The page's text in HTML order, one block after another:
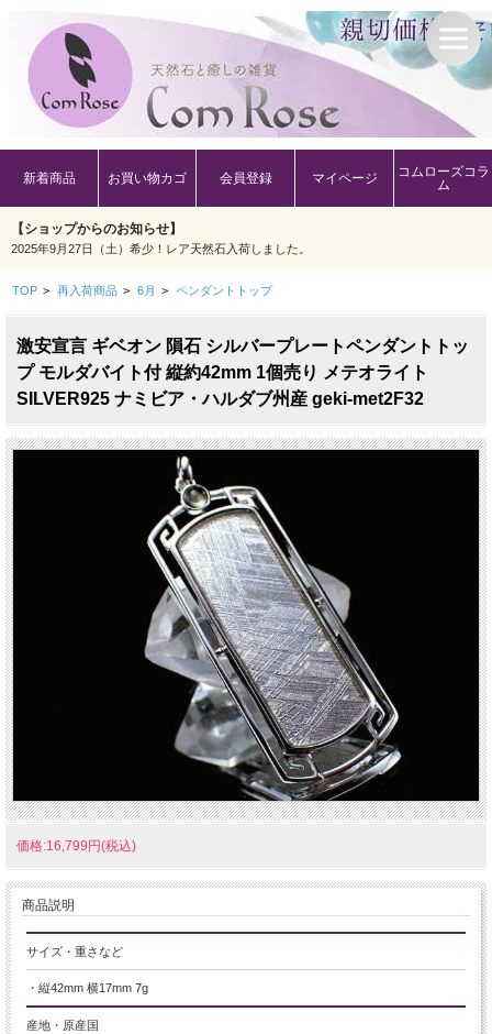
新着商品 お買い物カゴ 会員登録 マイページ
コムローズコラ
ム
【ショップからのお知らせ】
2025年9月27日（土）希少！レア天然石入荷しました。
TOP > 再入荷商品 > 6月 > ペンダントトップ
激安宣言 ギベオン 隕石 シルバープレートペンダントトッ
プ モルダバイト付 縦約42mm 1個売り メテオライト
SILVER925 ナミビア・ハルダブ州産 geki-met2F32
価格:16,799円(税込)
商品説明
サイズ・重さなど
・縦42mm 横17mm 7g
産地・原産国